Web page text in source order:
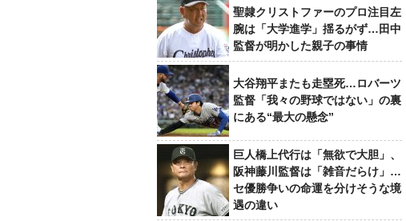
聖隷クリストファーのプロ注目左
腕は「大学進学」揺るがず…田中
監督が明かした親子の事情
大谷翔平またも走塁死…ロバーツ
監督「我々の野球ではない」の裏
にある“最大の懸念”
巨人橋上代行は「無欲で大胆」、
阪神藤川監督は「雑音だらけ」…
セ優勝争いの命運を分けそうな境
遇の違い